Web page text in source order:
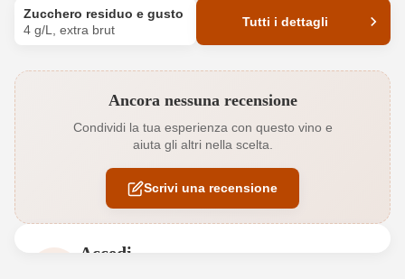
Zucchero residuo e gusto
4 g/L, extra brut
Tutti i dettagli
Acidità 5,5 g/L
Annata 2023
Colore dell'uva Rosso
Ancora nessuna recensione
Condividi la tua esperienza con questo vino e
aiuta gli altri nella scelta.
Scrivi una recensione
Accedi